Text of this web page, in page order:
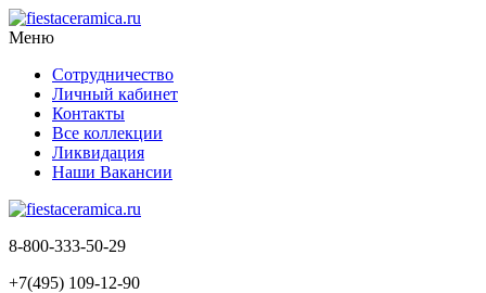
Меню
Сотрудничество
Личный кабинет
Контакты
Все коллекции
Ликвидация
Наши Вакансии
8-800-333-50-29
+7(495) 109-12-90